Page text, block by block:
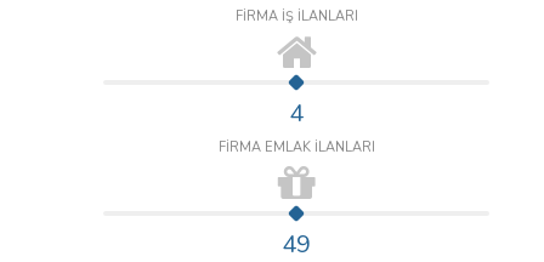
FİRMA İŞ İLANLARI
4
FİRMA EMLAK İLANLARI
49